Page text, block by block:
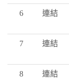
6 連結
7 連結
8 連結